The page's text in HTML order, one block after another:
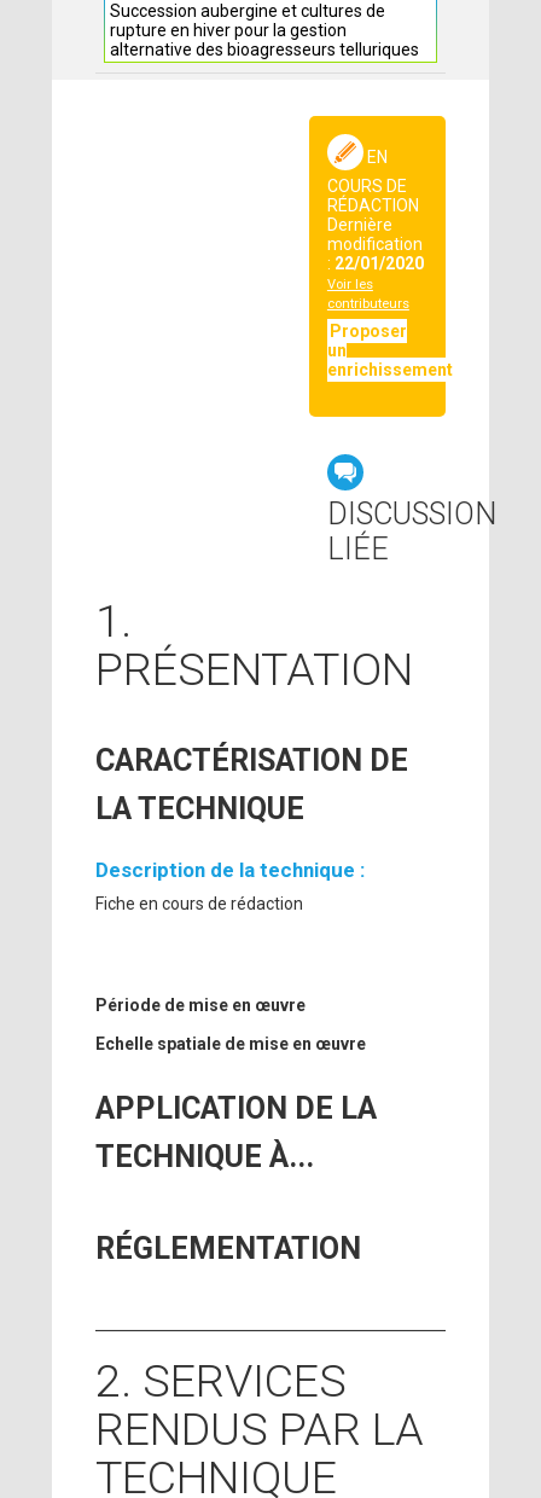
Succession aubergine et cultures de
rupture en hiver pour la gestion
alternative des bioagresseurs telluriques
EN
COURS DE
RÉDACTION
Dernière
modification
: 22/01/2020
Voir les
contributeurs
Proposer
un
enrichissement
DISCUSSION
LIÉE
1.
PRÉSENTATION
CARACTÉRISATION DE
LA TECHNIQUE
Description de la technique :
Fiche en cours de rédaction
Période de mise en œuvre
Echelle spatiale de mise en œuvre
APPLICATION DE LA
TECHNIQUE À...
RÉGLEMENTATION
2. SERVICES
RENDUS PAR LA
TECHNIQUE